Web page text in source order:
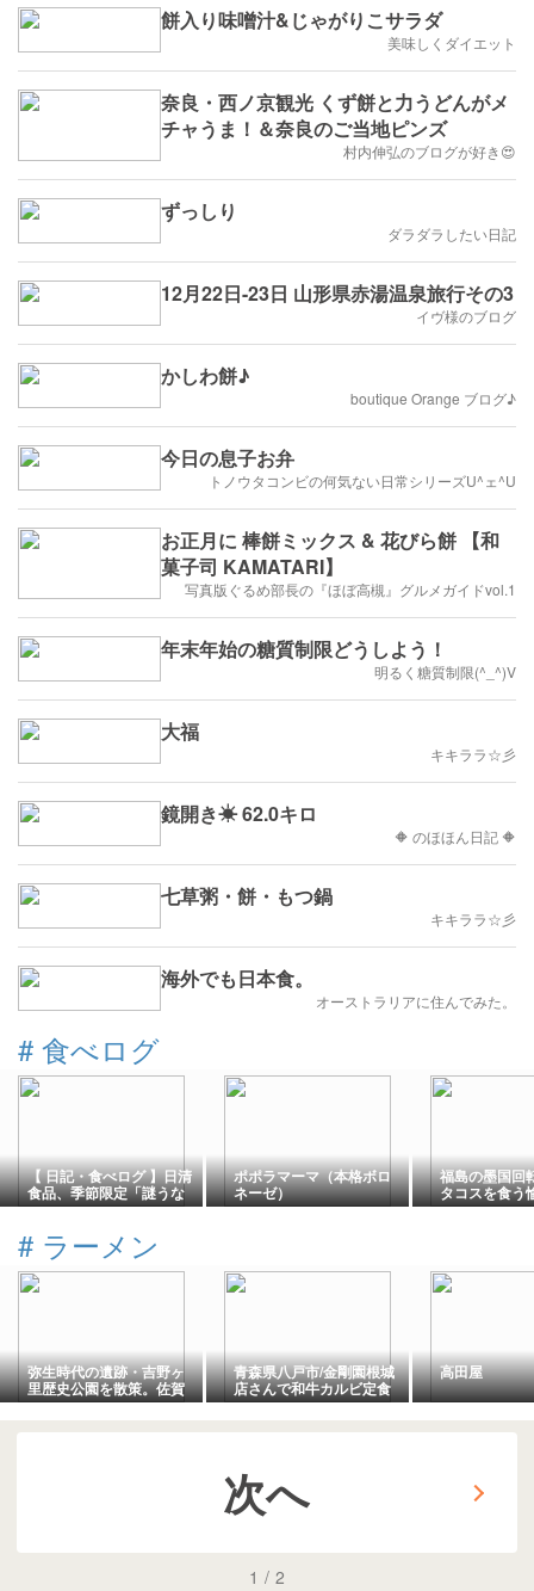
餅入り味噌汁&じゃがりこサラダ
美味しくダイエット
奈良・西ノ京観光 くず餅と力うどんがメ
チャうま！＆奈良のご当地ピンズ
村内伸弘のブログが好き😍
ずっしり
ダラダラしたい日記
12月22日-23日 山形県赤湯温泉旅行その3
イヴ様のブログ
かしわ餅♪
boutique Orange ブログ♪
今日の息子お弁
トノウタコンビの何気ない日常シリーズU^ェ^U
お正月に 棒餅ミックス & 花びら餅 【和
菓子司 KAMATARI】
写真版ぐるめ部長の『ほぼ高槻』グルメガイドvol.1
年末年始の糖質制限どうしよう！
明るく糖質制限(^_^)V
大福
キキララ☆彡
鏡開き☀ 62.0キロ
🔶 のほほん日記 🔶
七草粥・餅・もつ鍋
キキララ☆彡
海外でも日本食。
オーストラリアに住んでみた。
# 食べログ
【 日記・食べログ 】日清
食品、季節限定「謎うな
ぎ丼」を買って食べてみ
ポポラマーマ（本格ボロ
ネーゼ）
福島の墨国回
タコスを食う
さん
# ラーメン
弥生時代の遺跡・吉野ヶ
里歴史公園を散策。佐賀
ラーメンで締める☆佐賀/
唐津旅行記④【2026.5】
青森県八戸市/金剛園根城
店さんで和牛カルビ定食
を食べて来ました。
高田屋
次へ
1 / 2